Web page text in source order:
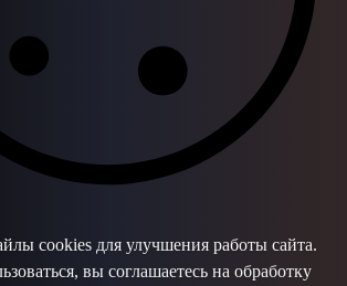
cookies для улучшения работы сайта.
вы соглашаетесь на обработку